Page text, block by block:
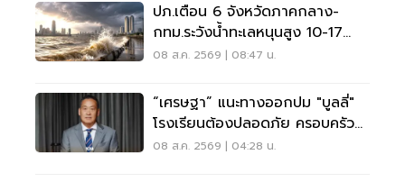
ปภ.เตือน 6 จังหวัดภาคกลาง-
กทม.ระวังน้ำทะเลหนุนสูง 10-17
ส.ค.69
08 ส.ค. 2569 | 08:47 น.
“เศรษฐา” แนะทางออกปม "บูลลี่"
โรงเรียนต้องปลอดภัย ครอบครัว
ต้องรับฟัง
08 ส.ค. 2569 | 04:28 น.